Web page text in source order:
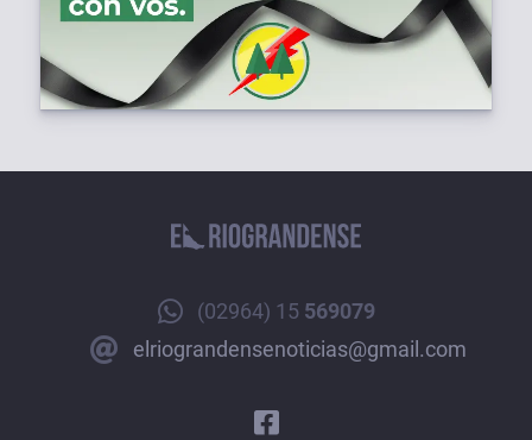
(02964) 15 569079
elriograndensenoticias@gmail.com